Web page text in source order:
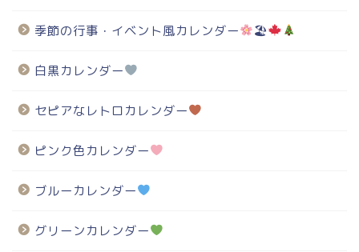
季節の行事・イベント風カレンダー 🏖
白黒カレンダー
セピアなレトロカレンダー
ピンク色カレンダー
ブルーカレンダー
グリーンカレンダー